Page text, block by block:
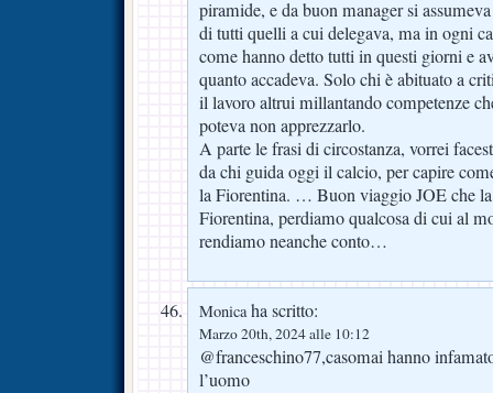
piramide, e da buon manager si
di tutti quelli a cui delegava, ma in ogni
come hanno detto tutti in questi giorni e
quanto accadeva. Solo chi è abituato a
il lavoro altrui millantando competenze
poteva non apprezzarlo.
A parte le frasi di circostanza, vorrei
da chi guida oggi il calcio, per capire
la Fiorentina. … Buon viaggio JOE che
Fiorentina, perdiamo qualcosa di cui al
rendiamo neanche conto…
Monicaha scritto:
Marzo 20th, 2024 alle 10:12
@franceschino77,casomai hanno
l’uomo